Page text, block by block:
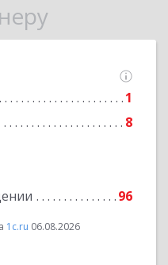
1
8
96
1c.ru 06.08.2026